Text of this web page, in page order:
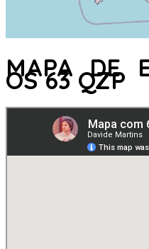
MAPA DE
OS 63 QZP